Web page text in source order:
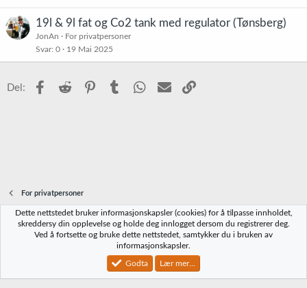
19l & 9l fat og Co2 tank med regulator (Tønsberg)
JonAn
For privatpersoner
Svar 0 19 Mai 2025
Del: Facebook
Reddit PinterestTumblr WhatsApp
E-post
For privatpersoner
Norbrygg-default
Vilkår og regler Personvernregler
Community platform by XenForo® © 2010-2023 XenForo Ltd.
Dette nettstedet bruker informasjonskapsler (cookies) for å tilpasse innholdet,
skreddersy din opplevelse og holde deg innlogget dersom du registrerer deg.
Ved å fortsette og bruke dette nettstedet, samtykker du i bruken av
informasjonskapsler.
Godta Lær mer...